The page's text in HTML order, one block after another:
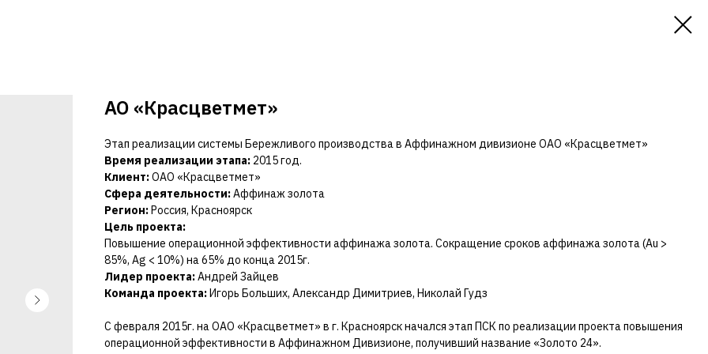
АО «Красцветмет»
Этап реализации системы Бережливого производства в Аффинажном дивизионе ОАО «Красцветмет»
Время реализации этапа: 2015 год.
Клиент:ОАО «Красцветмет»
Сфера деятельности:Аффинаж золота
Регион:Россия, Красноярск
Цель проекта:
Повышение операционной эффективности аффинажа золота. Сокращение сроков аффинажа золота (Au >
85%, Ag < 10%) на 65% до конца 2015г.
Лидер проекта:Андрей Зайцев
Команда проекта:Игорь Больших, Александр Димитриев, Николай Гудз
С февраля 2015г. на ОАО «Красцветмет» в г. Красноярск начался этап ПСК по реализации проекта повышения
операционной эффективности в Аффинажном Дивизионе, получивший название «Золото 24».